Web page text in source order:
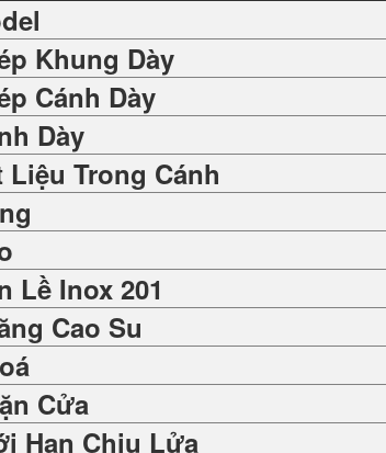
Khung Dày
Cánh Dày
Dày
Liệu Trong Cánh
Lề Inox 201
Cao Su
Cửa
Hạn Chịu Lửa